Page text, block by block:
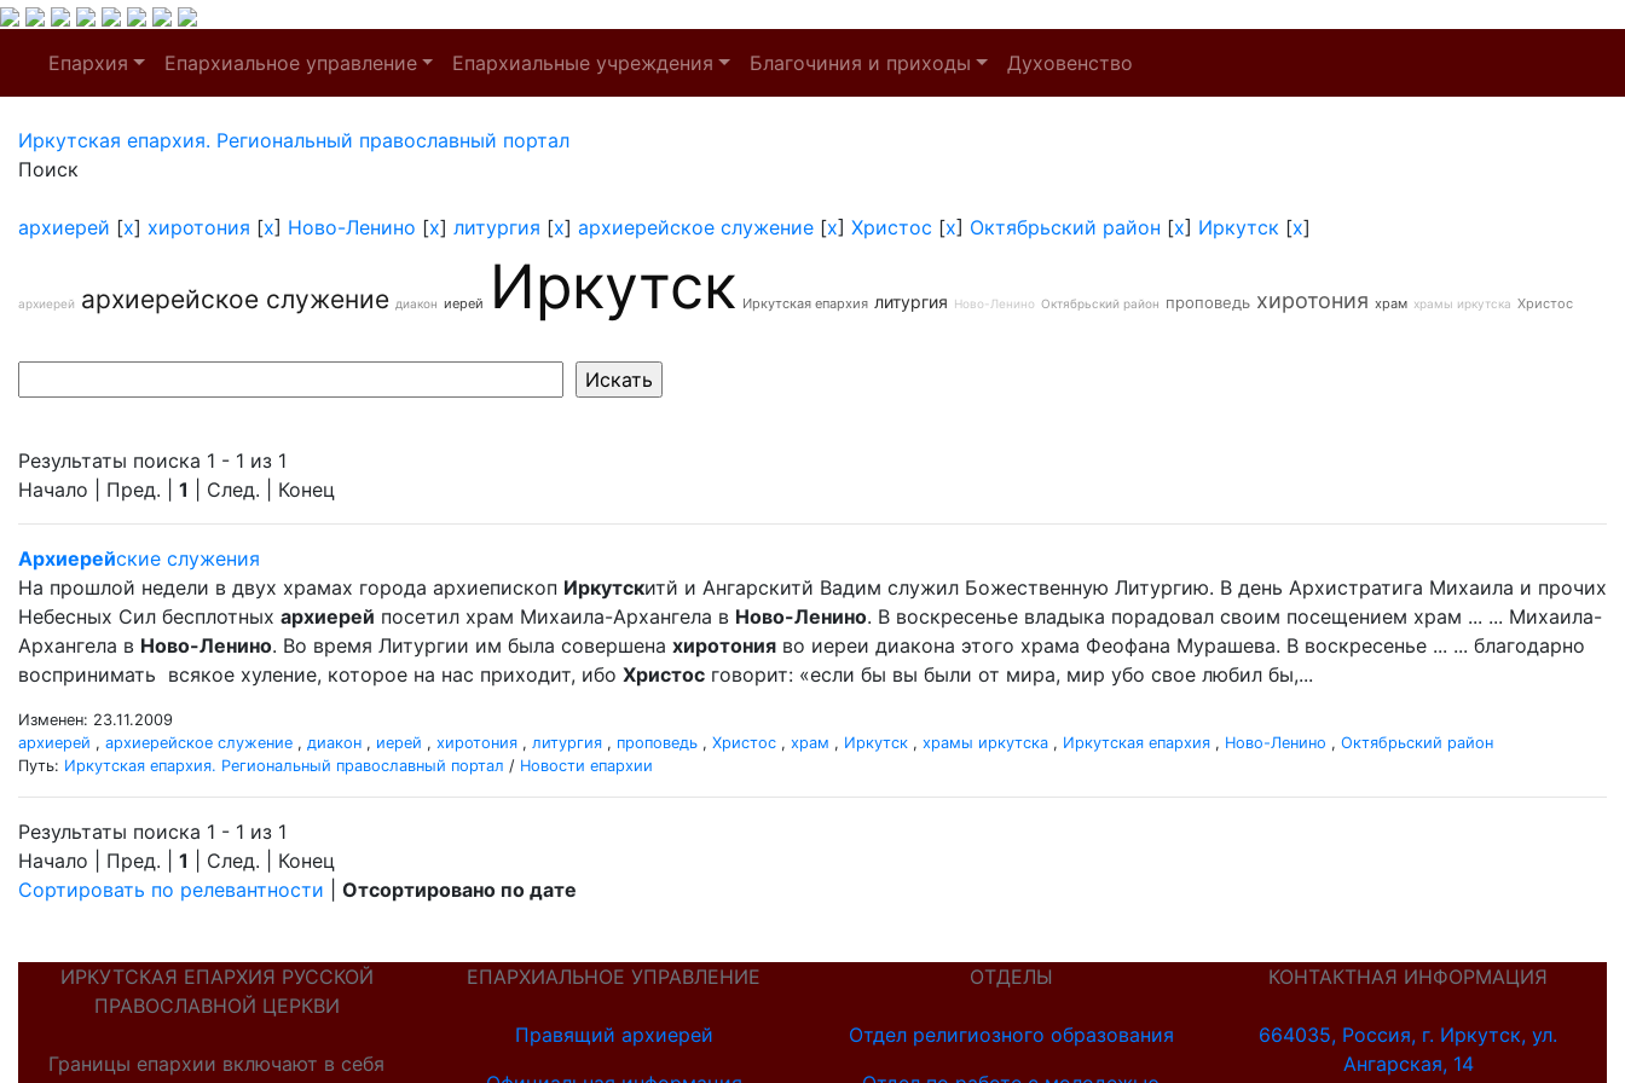
Епархия Епархиальное управление Епархиальные учреждения Благочиния и приходы Духовенство
Иркутская епархия. Региональный православный портал
Поиск
архиерей [x] хиротония [x] Ново-Ленино [x] литургия [x] архиерейское служение [x] Христос [x] Октябрьский район [x] Иркутск [x]
архиерей архиерейское служение диакон иерей Иркутск Иркутская епархия литургия Ново-Ленино Октябрьский район проповедь хиротония храм храмы иркутска Христос
Результаты поиска 1 - 1 из 1
Начало | Пред. | 1 | След. | Конец
Архиерейские служения
На прошлой недели в двух храмах города архиепископ Иркутскитй и Ангарскитй Вадим служил Божественную Литургию. В день Архистратига Михаила и прочих
Небесных Сил бесплотных архиерей посетил храм Михаила-Архангела в Ново-Ленино. В воскресенье владыка порадовал своим посещением храм ... ... Михаила-
Архангела в Ново-Ленино. Во время Литургии им была совершена хиротония во иереи диакона этого храма Феофана Мурашева. В воскресенье ... ... благодарно
воспринимать всякое хуление, которое на нас приходит, ибо Христос говорит: «если бы вы были от мира, мир убо свое любил бы,...
Изменен: 23.11.2009
архиерей , архиерейское служение , диакон , иерей , хиротония , литургия , проповедь , Христос , храм , Иркутск , храмы иркутска , Иркутская епархия , Ново-Ленино , Октябрьский район
Путь: Иркутская епархия. Региональный православный портал / Новости епархии
Результаты поиска 1 - 1 из 1
Начало | Пред. | 1 | След. | Конец
Сортировать по релевантности
Отсортировано по дате
ИРКУТСКАЯ ЕПАРХИЯ РУССКОЙ
ПРАВОСЛАВНОЙ ЦЕРКВИ
Границы епархии включают в себя
ЕПАРХИАЛЬНОЕ УПРАВЛЕНИЕ
Правящий архиерей
ОТДЕЛЫ
Отдел религиозного образования
КОНТАКТНАЯ ИНФОРМАЦИЯ
664035, Россия, г. Иркутск, ул.
Ангарская, 14